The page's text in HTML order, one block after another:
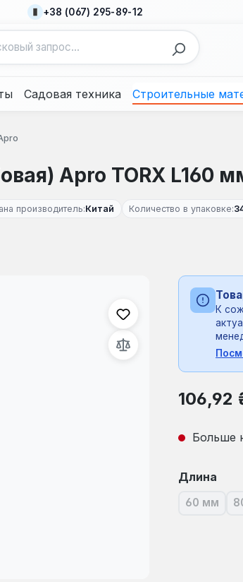
+38 (067) 295-89-12
Садовая техника Строительные
Apro TORX L160
производитель:Китай Количество в упаковке:
К
Обычная
106,92
Больше
Выберите
Длина
60 мм
(В